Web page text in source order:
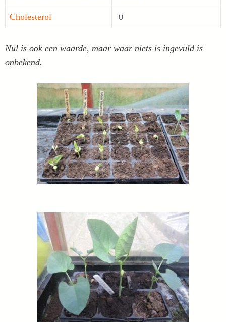
Cholesterol 0
Nul is ook een waarde, maar waar niets is ingevuld is
onbekend.